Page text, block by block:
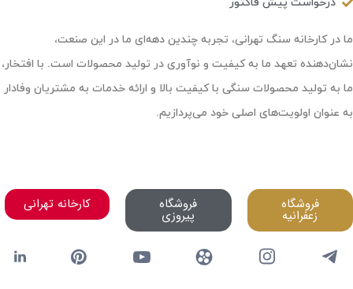
ما در کارخانه سنگ تهرانی، تجربه چندین دهه‌ای ما در این صنعت،
نشان‌دهنده تعهد ما به کیفیت و نوآوری در تولید محصولات است. با افتخار،
ما به تولید محصولات سنگی با کیفیت بالا و ارائه خدمات به مشتریان وفادار
به عنوان اولویت‌های اصلی خود می‌پردازیم.
فروشگاه
زعفرانیه
فروشگاه
پیروزی
کارخانه تهرانی